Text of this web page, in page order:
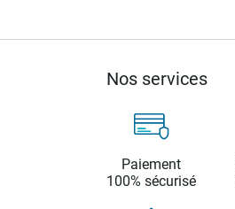
Nos services
Paiement
100% sécurisé